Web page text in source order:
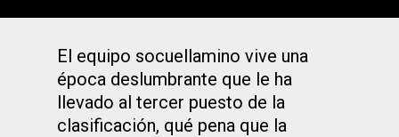
El equipo socuellamino vive una
época deslumbrante que le ha
llevado al tercer puesto de la
clasificación, qué pena que la